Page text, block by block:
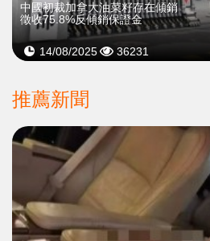
中國初裁加拿大油菜籽存在傾銷
徵收75.8%反傾銷保證金
14/08/2025 36231
推薦新聞